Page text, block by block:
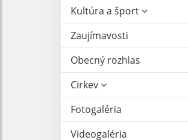
Kultúra a šport
Zaujímavosti
Obecný rozhlas
Cirkev
Fotogaléria
Videogaléria